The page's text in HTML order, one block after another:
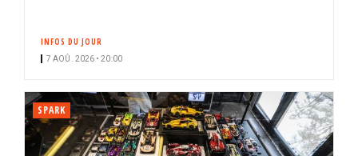
INFOS DU JOUR
7 AOÛ. 2026 • 20:00
SPARK